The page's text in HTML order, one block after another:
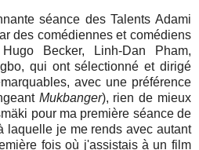
séance des Talents Adami
des comédiennes et comédiens
Becker, Linh-Dan Pham,
qui ont sélectionné et dirigé
avec une préférence
Mukbanger), rien de mieux
pour ma première séance de
laquelle je me rends avec autant
fois où j'assistais à un film